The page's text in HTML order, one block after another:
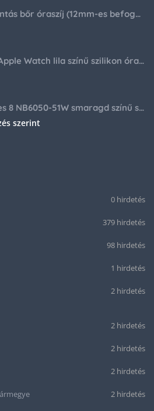
Krokodil mintás bőr óraszíj (12mm-es befogóval rendelkező órához)
Halloween Apple Watch lila színű szilikon óraszíj
Citizen series 8 NB6050-51W smaragd színű számlappal
szerint
0 hirdetés
379 hirdetés
98 hirdetés
1 hirdetés
2 hirdetés
2 hirdetés
2 hirdetés
2 hirdetés
2 hirdetés